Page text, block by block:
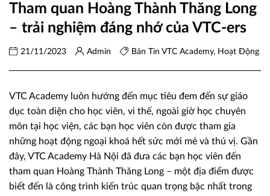
Tham quan Hoàng Thành Thăng Long
– trải nghiệm đáng nhớ của VTC-ers
21/11/2023 Admin Bản Tin VTC Academy, Hoạt Động
VTC Academy luôn hướng đến mục tiêu đem đến sự giáo
dục toàn diện cho học viên, vì thế, ngoài giờ học chuyên
môn tại học viện, các bạn học viên còn được tham gia
những hoạt động ngoại khoá hết sức mới mẻ và thú vị. Gần
đây, VTC Academy Hà Nội đã đưa các bạn học viên đến
tham quan Hoàng Thành Thăng Long – một địa điểm được
biết đến là công trình kiến trúc quan trọng bậc nhất trong